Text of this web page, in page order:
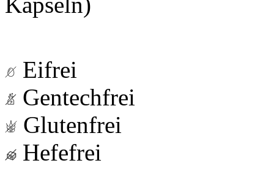
Eifrei
Gentechfrei
Glutenfrei
Hefefrei